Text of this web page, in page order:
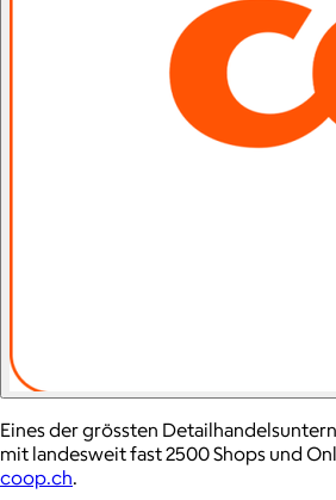
Eines der grössten
mit landesweit fast 2500 Shops und
coop.ch.